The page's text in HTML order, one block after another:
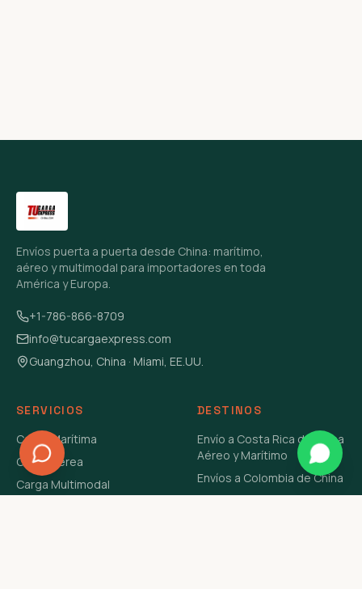
Envíos puerta a puerta desde China: marítimo,
aéreo y multimodal para importadores en toda
América y Europa.
+1-786-866-8709
info@tucargaexpress.com
Guangzhou, China · Miami, EE.UU.
SERVICIOS
Carga Marítima
Carga Aérea
Carga Multimodal
DESTINOS
Envío a Costa Rica de China
Aéreo y Marítimo
Envíos a Colombia de China